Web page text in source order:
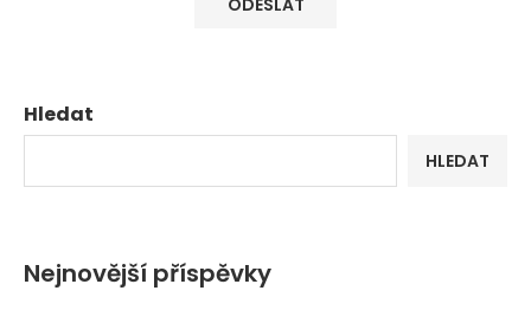
Hledat
HLEDAT
Nejnovější příspěvky